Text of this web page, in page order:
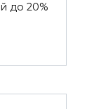
до 20%